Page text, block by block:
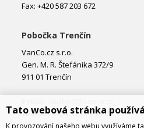
Fax: +420 587 203 672
Pobočka Trenčín
VanCo.cz s.r.o.
Gen. M. R. Štefánika 372/9
911 01 Trenčín
Telefon: +421 32 877 74 02
Tato webová stránka
K provozování našeho webu využíváme